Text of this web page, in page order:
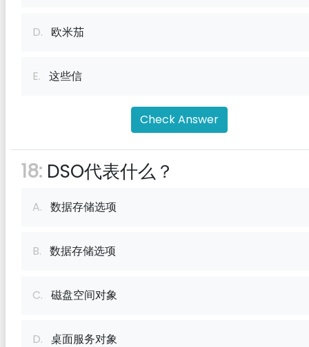
D. 欧米茄
E. 这些信
Check Answer
18: DSO代表什么？
A. 数据存储选项
B. 数据存储选项
C. 磁盘空间对象
D. 桌面服务对象